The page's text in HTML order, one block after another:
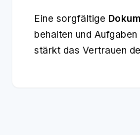
Eine sorgfältige
behalten und
stärkt das Vertrauen